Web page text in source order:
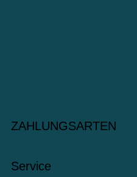
ZAHLUNGSARTEN
Service